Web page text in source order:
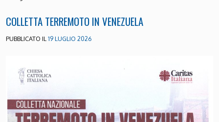
COLLETTA TERREMOTO IN VENEZUELA
PUBBLICATO IL 19 LUGLIO 2026